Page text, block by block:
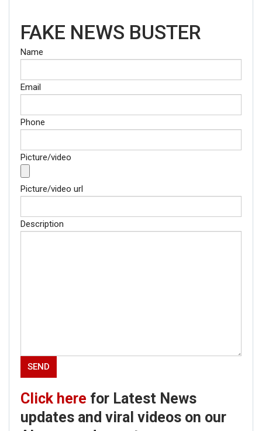
FAKE NEWS BUSTER
Name
Email
Phone
Picture/video
Picture/video url
Description
Click here for Latest News
updates and viral videos on our